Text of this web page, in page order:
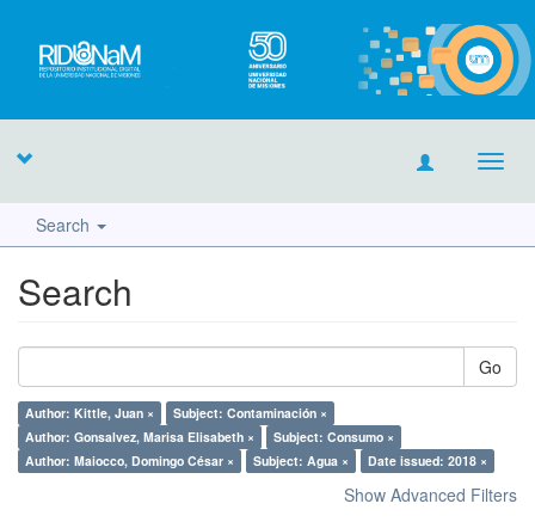
Search
Search
Go
Author: Kittle, Juan ×
Subject: Contaminación ×
Author: Gonsalvez, Marisa Elisabeth ×
Subject: Consumo ×
Author: Maiocco, Domingo César ×
Subject: Agua × Date issued: 2018 ×
Show Advanced Filters